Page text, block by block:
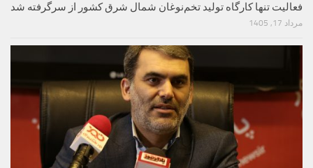
فعالیت تنها کارگاه تولید تخم‌نوغان شمال شرق کشور از سرگرفته شد
مرداد 17, 1405